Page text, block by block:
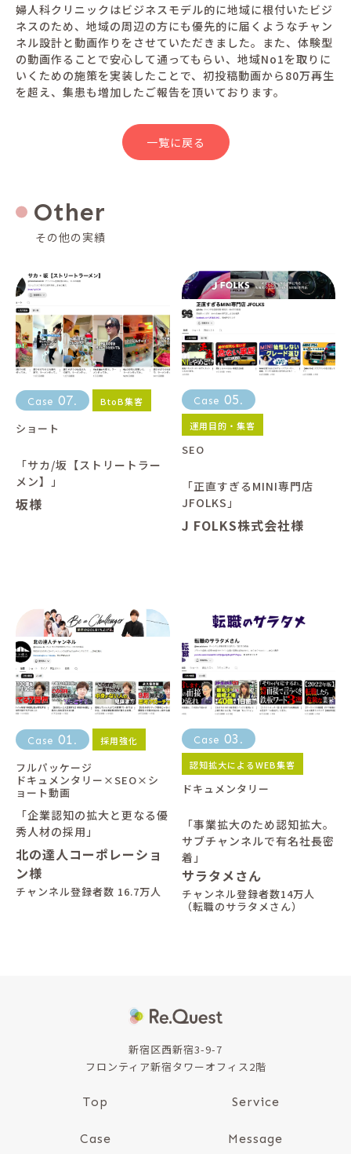
婦人科クリニックはビジネスモデル的に地域に根付いたビジ
ネスのため、地域の周辺の方にも優先的に届くようなチャン
ネル設計と動画作りをさせていただきました。また、体験型
の動画作ることで安心して通ってもらい、地域No1を取りに
いくための施策を実装したことで、初投稿動画から80万再生
を超え、集患も増加したご報告を頂いております。
一覧に戻る
Other
その他の実績
Case 07. BtoB集客
ショート
「サカ/坂【ストリートラー
メン】」
坂様
Case 05 .
運用目的・集客
SEO
「正直すぎるMINI専門店
JFOLKS」
J FOLKS株式会社様
Case 01 . 採用強化
フルパッケージ
ドキュメンタリー×SEO×シ
ョート動画
「企業認知の拡大と更なる優
秀人材の採用」
北の達人コーポレーショ
ン様
チャンネル登録者数 16.7万人
Case 03 .
認知拡大によるWEB集客
ドキュメンタリー
「事業拡大のため認知拡大。
サブチャンネルで有名社長密
着」
サラタメさん
チャンネル登録者数14万人
（転職のサラタメさん）
新宿区西新宿3-9-7
フロンティア新宿タワーオフィス2階
Top Service
Case Message